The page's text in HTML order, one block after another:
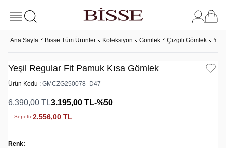
Ana Sayfa Bisse Tüm Ürünler Koleksiyon Gömlek Çizgili Gömlek
Yeşil Regular Fit Pamuk Kısa Gömlek
Ürün Kodu : GMCZG250078_D47
6.390,00TL3.195,00 TL-%50
Sepette2.556,00 TL
Renk: